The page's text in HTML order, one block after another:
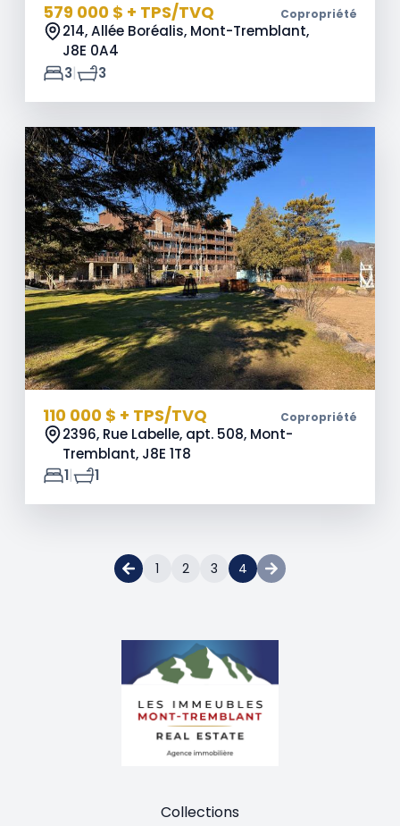
579 000 $ + TPS/TVQ Copropriété
214, Allée Boréalis, Mont-Tremblant,
J8E 0A4
3| 3
110 000 $ + TPS/TVQ Copropriété
2396, Rue Labelle, apt. 508, Mont-
Tremblant, J8E 1T8
1| 1
1 2 3 4
Collections